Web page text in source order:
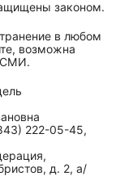
законом.
в любом
возможна
СМИ.
222-05-45,
д. 2, а/